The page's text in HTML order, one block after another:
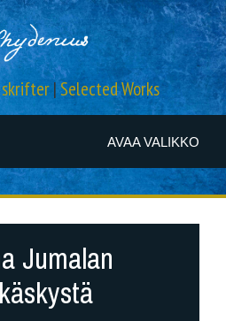
AVAA VALIKKO
|Selected Works
Jumalan